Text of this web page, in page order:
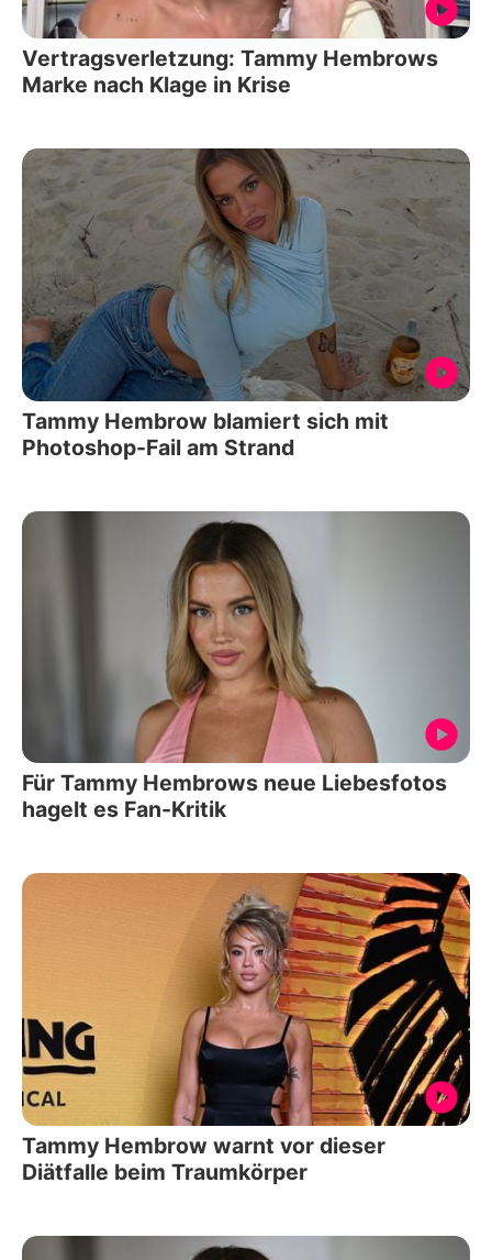
Vertragsverletzung: Tammy Hembrows
Marke nach Klage in Krise
Tammy Hembrow blamiert sich mit
Photoshop-Fail am Strand
Für Tammy Hembrows neue Liebesfotos
hagelt es Fan-Kritik
Tammy Hembrow warnt vor dieser
Diätfalle beim Traumkörper